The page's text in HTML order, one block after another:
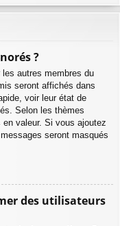
?
autres membres du
seront affichés dans
voir leur état de
Selon les thèmes
valeur. Si vous ajoutez
seront masqués
des utilisateurs